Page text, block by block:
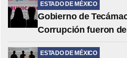
ESTADO DE MÉXICO
Gobierno de
Corrupción fueron
ESTADO DE MÉXICO